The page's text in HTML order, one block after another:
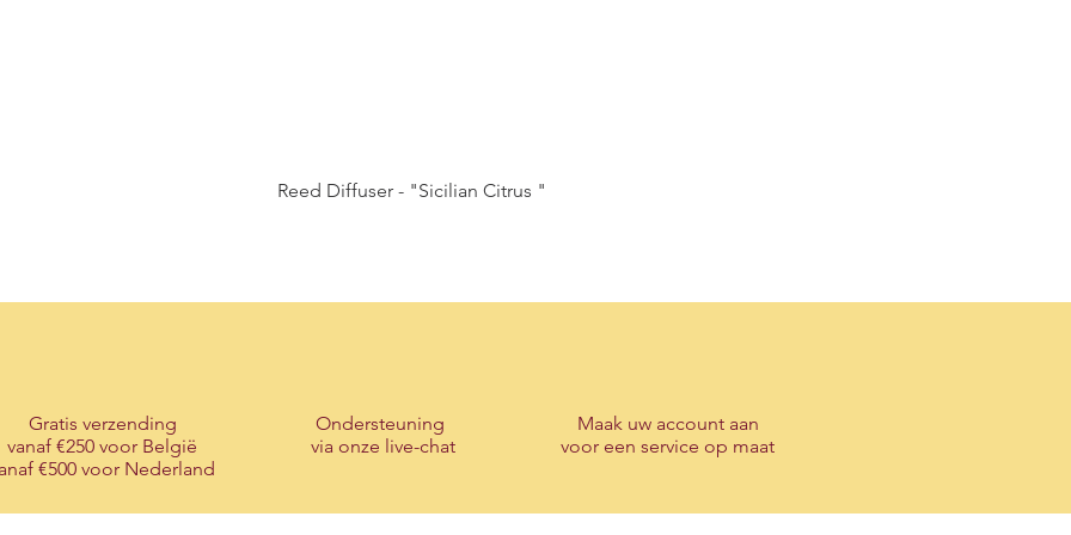
Reed Diffuser - "Sicilian Citrus "
Gratis verzending
vanaf €250 voor België
€500 voor Nederland
Ondersteuning
via onze live-chat
Maak uw accountaan
voor een service op maat